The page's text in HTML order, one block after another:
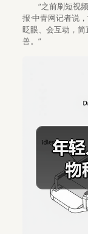
“之前刷短视
报·中青网记者说
眨眼、会互动，
兽。”